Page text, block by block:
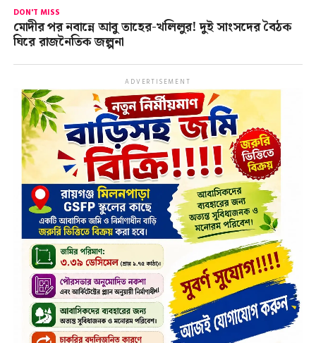
DON'T MISS
মোদীর পর নবান্নে আবু তাহের-খলিলুর! দুই সাংসদের বৈঠক
ঘিরে রাজনৈতিক জল্পনা
ADVERTISEMENT